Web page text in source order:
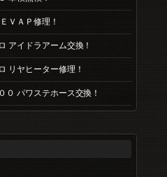
ＶＡＰ修理！
アイドラアーム交換！
リヤヒーター修理！
０ パワステホース交換！